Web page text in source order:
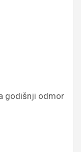
godišnji odmor